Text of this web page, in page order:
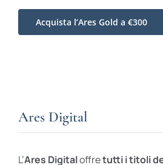
Acquista l’Ares Gold a €300
Ares Digital
L’Ares Digitaloffretutti i titoli